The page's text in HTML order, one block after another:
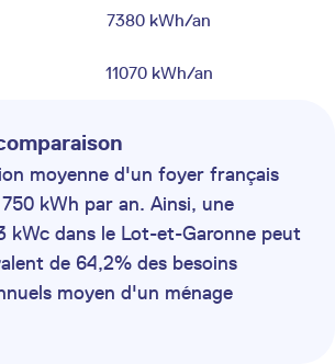
7380 kWh/an
11070 kWh/an
moyenne d'un foyer français
kWh par an. Ainsi, une
kWc dans le Lot-et-Garonne peut
de 64,2% des besoins
moyen d'un ménage